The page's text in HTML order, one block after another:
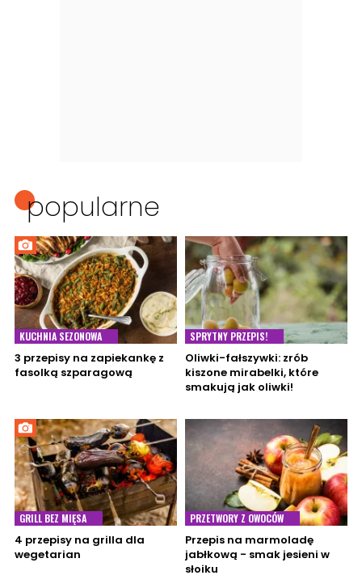
popularne
KUCHNIA SEZONOWA
3 przepisy na zapiekankę z
fasolką szparagową
SPRYTNY PRZEPIS!
Oliwki-fałszywki: zrób
kiszone mirabelki, które
smakują jak oliwki!
GRILL BEZ MIĘSA
4 przepisy na grilla dla
wegetarian
PRZETWORY Z OWOCÓW
Przepis na marmoladę
jabłkową - smak jesieni w
słoiku